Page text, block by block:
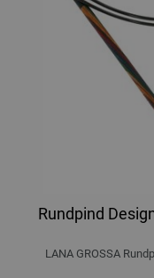
Rundpind
LANA GROSSA